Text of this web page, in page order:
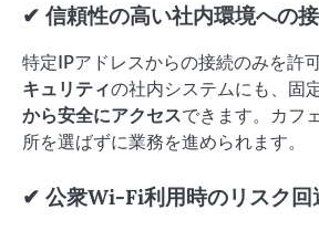
✔ 信頼性の高い社内環境への
特定IPアドレスからの接続のみを許
キュリティの社内システムにも、固
から安全にアクセスできます。カフ
所を選ばずに業務を進められます。
✔ 公衆Wi-Fi利用時のリスク回